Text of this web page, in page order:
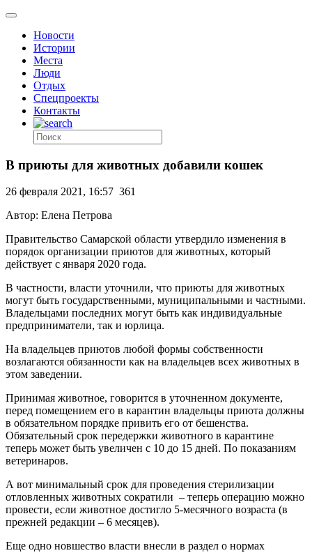
Новости
Истории
Места
Люди
Отдых
Спецпроекты
Контакты
В приюты для животных добавили кошек
26 февраля 2021, 16:57 361
Автор: Елена Петрова
Правительство Самарской области утвердило изменения в
порядок организации приютов для животных, который
действует с января 2020 года.
В частности, власти уточнили, что приюты для животных
могут быть государственными, муниципальными и частными.
Владельцами последних могут быть как индивидуальные
предприниматели, так и юрлица.
На владельцев приютов любой формы собственности
возлагаются обязанности как на владельцев всех животных в
этом заведении.
Принимая животное, говорится в уточненном документе,
перед помещением его в карантин владельцы приюта должны
в обязательном порядке привить его от бешенства.
Обязательный срок передержки животного в карантине
теперь может быть увеличен с 10 до 15 дней. По показаниям
ветеринаров.
А вот минимальный срок для проведения стерилизации
отловленных животных сократили – теперь операцию можно
провести, если животное достигло 5-месячного возраста (в
прежней редакции – 6 месяцев).
Еще одно новшество власти внесли в раздел о нормах